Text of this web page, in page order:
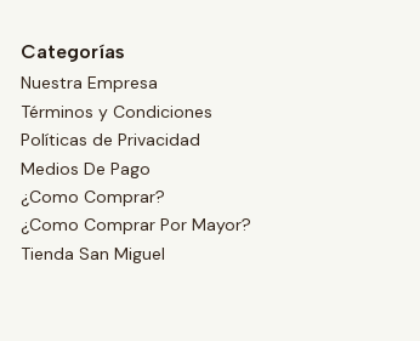
Categorías
Nuestra Empresa
Términos y Condiciones
Políticas de Privacidad
Medios De Pago
¿Como Comprar?
¿Como Comprar Por Mayor?
Tienda San Miguel